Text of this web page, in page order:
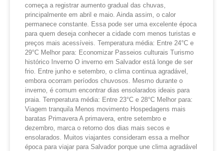
começa a registrar aumento gradual das chuvas,
principalmente em abril e maio. Ainda assim, o calor
permanece constante. Essa pode ser uma excelente época
para quem deseja conhecer a cidade com menos turistas e
preços mais acessíveis. Temperatura média: Entre 24°C e
29°C Melhor para: Economizar Passeios culturais Turismo
histórico Inverno O inverno em Salvador está longe de ser
frio. Entre junho e setembro, o clima continua agradável,
embora ocorram períodos chuvosos. Mesmo durante o
inverno, é comum encontrar dias ensolarados ideais para
praia. Temperatura média: Entre 23°C e 28°C Melhor para:
Viagem tranquila Menos movimento Hospedagens mais
baratas Primavera A primavera, entre setembro e
dezembro, marca o retorno dos dias mais secos e
ensolarados. Muitos viajantes consideram essa a melhor
época para viajar para Salvador porque une clima agradável